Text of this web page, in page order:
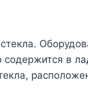
стекла.
в